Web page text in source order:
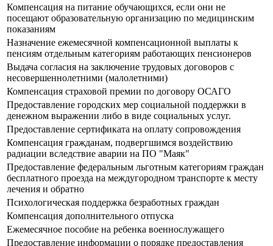
Компенсация на питание обучающихся, если они не
посещают образовательную организацию по медицинским
показаниям
Назначение ежемесячной компенсационной выплаты к
пенсиям отдельным категориям работающих пенсионеров
Выдача согласия на заключение трудовых договоров с
несовершеннолетними (малолетними)
Компенсация страховой премии по договору ОСАГО
Предоставление городских мер социальной поддержки в
денежном выражении либо в виде социальных услуг.
Предоставление сертификата на оплату сопровождения
Компенсация гражданам, подвергшимся воздействию
радиации вследствие аварии на ПО "Маяк"
Предоставление федеральным льготным категориям граждан
бесплатного проезда на междугородном транспорте к месту
лечения и обратно
Психологическая поддержка безработных граждан
Компенсация дополнительного отпуска
Ежемесячное пособие на ребенка военнослужащего
Предоставление информации о порядке предоставления